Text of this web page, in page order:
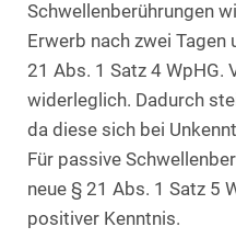
Schwellenberührungen
Erwerb nach zwei
21 Abs. 1 Satz 4 WpHG.
widerleglich. Dadurch
da diese sich bei
Für passive
neue § 21 Abs. 1 Satz 5
positiver Kenntnis.